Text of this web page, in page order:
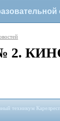
2.
техникум